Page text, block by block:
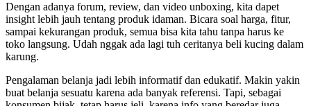
Dengan adanya forum, review, dan video unboxing, kita dapet
insight lebih jauh tentang produk idaman. Bicara soal harga, fitur,
sampai kekurangan produk, semua bisa kita tahu tanpa harus ke
toko langsung. Udah nggak ada lagi tuh ceritanya beli kucing dalam
karung.
Pengalaman belanja jadi lebih informatif dan edukatif. Makin yakin
buat belanja sesuatu karena ada banyak referensi. Tapi, sebagai